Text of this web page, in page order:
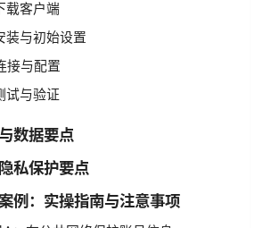
载客户端
装与初始设置
接与配置
试与验证
数据要点
私保护要点
例：实操指南与注意事项